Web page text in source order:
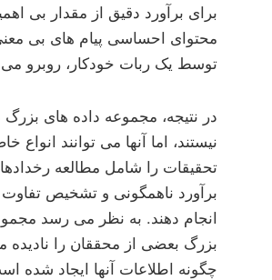
برای برآورد دقیق از مقدار بی
محتوای احساسی پیام های بی
توسط یک ربات خودکار، روبرو می
در نتیجه، مجموعه داده های
نیستند، اما آنها می توانند انواع
تحقیقات را شامل مطالعه
برآورد ناهمگونی و تشخیص
انجام دهند. به نظر می رسد
بزرگ بعضی از محققان را نادیده
چگونه اطلاعات آنها ایجاد شده